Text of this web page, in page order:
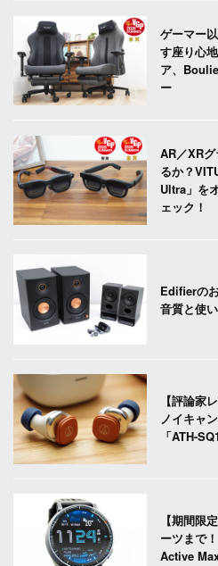
ゲーマー
す座り心
ア、
ー
AR／XR
るか？
Ultra」を
ェック！
Edifierの
音質と使
【評論家
ノイキャ
「ATH-
【期間限
ーツまで
Active